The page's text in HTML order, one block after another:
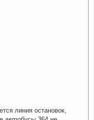
линия остановок,